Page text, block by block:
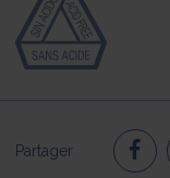
Partager